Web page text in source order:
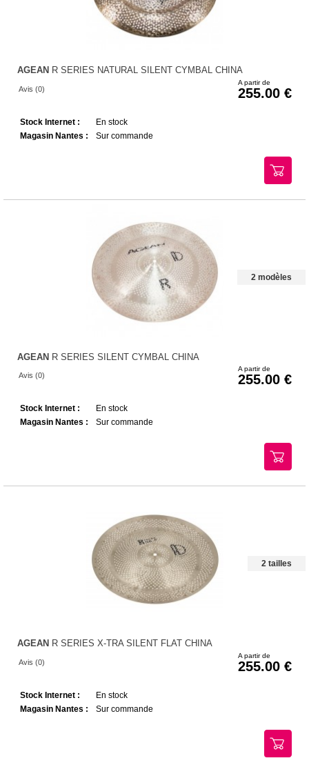
AGEAN R SERIES NATURAL SILENT CYMBAL CHINA
Avis (0)
A partir de
255.00
Stock Internet :
En stock
Magasin Nantes :
Sur commande
2 modèles
AGEAN R SERIES SILENT CYMBAL CHINA
Avis (0)
A partir de
255.00
Stock Internet :
En stock
Magasin Nantes :
Sur commande
2 tailles
AGEAN R SERIES X-TRA SILENT FLAT CHINA
Avis (0)
A partir de
255.00
Stock Internet :
En stock
Magasin Nantes :
Sur commande